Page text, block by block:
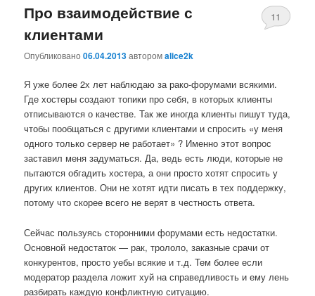
Про взаимодействие с
клиентами
Опубликовано06.04.2013авторомalice2k
11
Я уже более 2х лет наблюдаю за рако-форумами всякими.
Где хостеры создают топики про себя, в которых клиенты
отписываются о качестве. Так же иногда клиенты пишут туда,
чтобы пообщаться с другими клиентами и спросить «у меня
одного только сервер не работает» ? Именно этот вопрос
заставил меня задуматься. Да, ведь есть люди, которые не
пытаются обгадить хостера, а они просто хотят спросить у
других клиентов. Они не хотят идти писать в тех поддержку,
потому что скорее всего не верят в честность ответа.
Сейчас пользуясь сторонними форумами есть недостатки.
Основной недостаток — рак, трололо, заказные срачи от
конкурентов, просто уебы всякие и т.д. Тем более если
модератор раздела ложит хуй на справедливость и ему лень
разбирать каждую конфликтную ситуацию.